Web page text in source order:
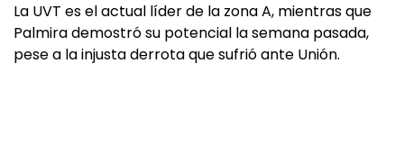
La UVT es el actual líder de la zona A, mientras que
Palmira demostró su potencial la semana pasada,
pese a la injusta derrota que sufrió ante Unión.